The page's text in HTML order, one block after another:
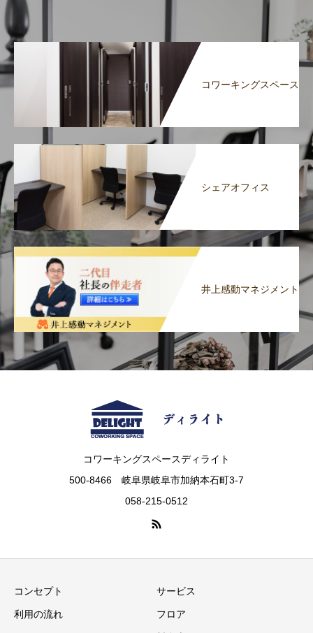
コワーキングスペース
シェアオフィス
井上感動マネジメント
コワーキングスペースディライト
500-8466 岐阜県岐阜市加納本石町3-7
058-215-0512
コンセプト サービス
利用の流れ フロア